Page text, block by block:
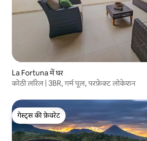
La Fortuna में घर
कोठी लॉरेल | 3BR, गर्म पूल, परफ़ेक्ट लोकेशन
गेस्ट्स की फ़ेवरेट
गेस्ट्स की फ़ेवरेट